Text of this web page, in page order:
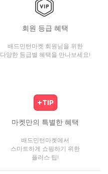
회원 등급 혜택
배드민턴마켓 회원님을 위한
다양한 등급별 혜택을 만나보세요!
마켓만의 특별한 혜택
배드민턴마켓에서
스마트하게 쇼핑하기 위한
플러스 팁!